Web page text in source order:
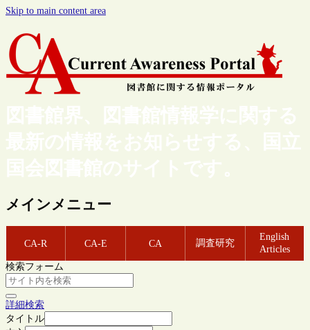
Skip to main content area
図書館界、図書館情報学に関する
最新の情報をお知らせする、国立
国会図書館のサイトです。
メインメニュー
CA-R CA-E CA 調査研究
English
Articles
検索フォーム
詳細検索
タイトル